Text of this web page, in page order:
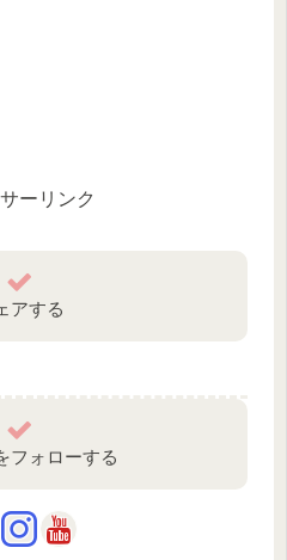
ーリンク
アする
フォローする